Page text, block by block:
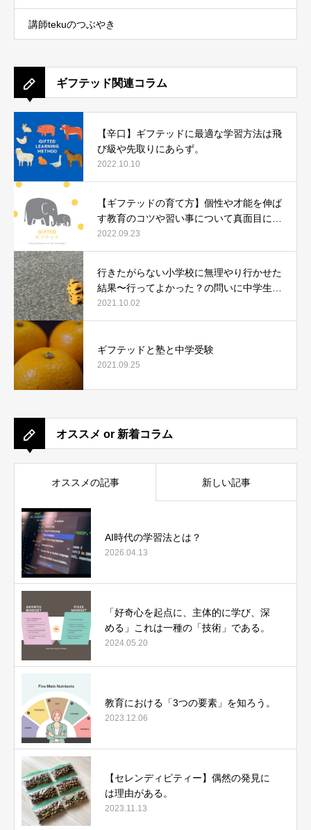
講師tekuのつぶやき
ギフテッド関連コラム
【辛口】ギフテッドに最適な学習方法は飛
び級や先取りにあらず。
2022.10.10
【ギフテッドの育て方】個性や才能を伸ば
す教育のコツや習い事について真面目に語
ります。
2022.09.23
行きたがらない小学校に無理やり行かせた
結果〜行ってよかった？の問いに中学生に
なった今、どう答えたか〜
2021.10.02
ギフテッドと塾と中学受験
2021.09.25
オススメ or 新着コラム
オススメの記事 新しい記事
AI時代の学習法とは？
2026.04.13
「好奇心を起点に、主体的に学び、深
める」これは一種の「技術」である。
2024.05.20
教育における「3つの要素」を知ろう。
2023.12.06
【セレンディピティー】偶然の発見に
は理由がある。
2023.11.13